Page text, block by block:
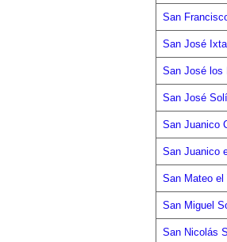
San
San José
San José los
San José
San Juanico
San Juanico
San Mateo el
San Miguel
San Nicolás